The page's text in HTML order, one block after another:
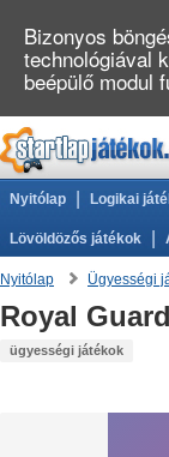
Nyitólap Logikai
Lövöldözős játékok
Nyitólap Ügyességi
Royal
ügyességi játékok
Bizonyos
technológiával
beépülő modul